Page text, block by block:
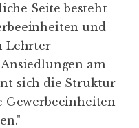
Seite besteht
und
Lehrter
am
sich die Struktur
Gewerbeeinheiten